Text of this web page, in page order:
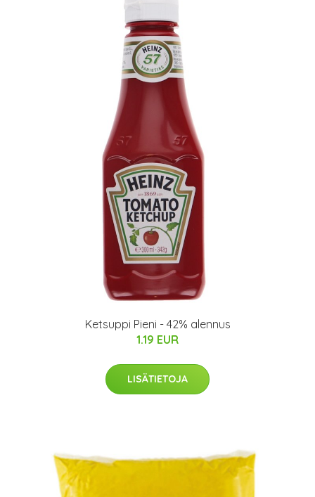
Ketsuppi Pieni - 42% alennus
1.19 EUR
LISÄTIETOJA